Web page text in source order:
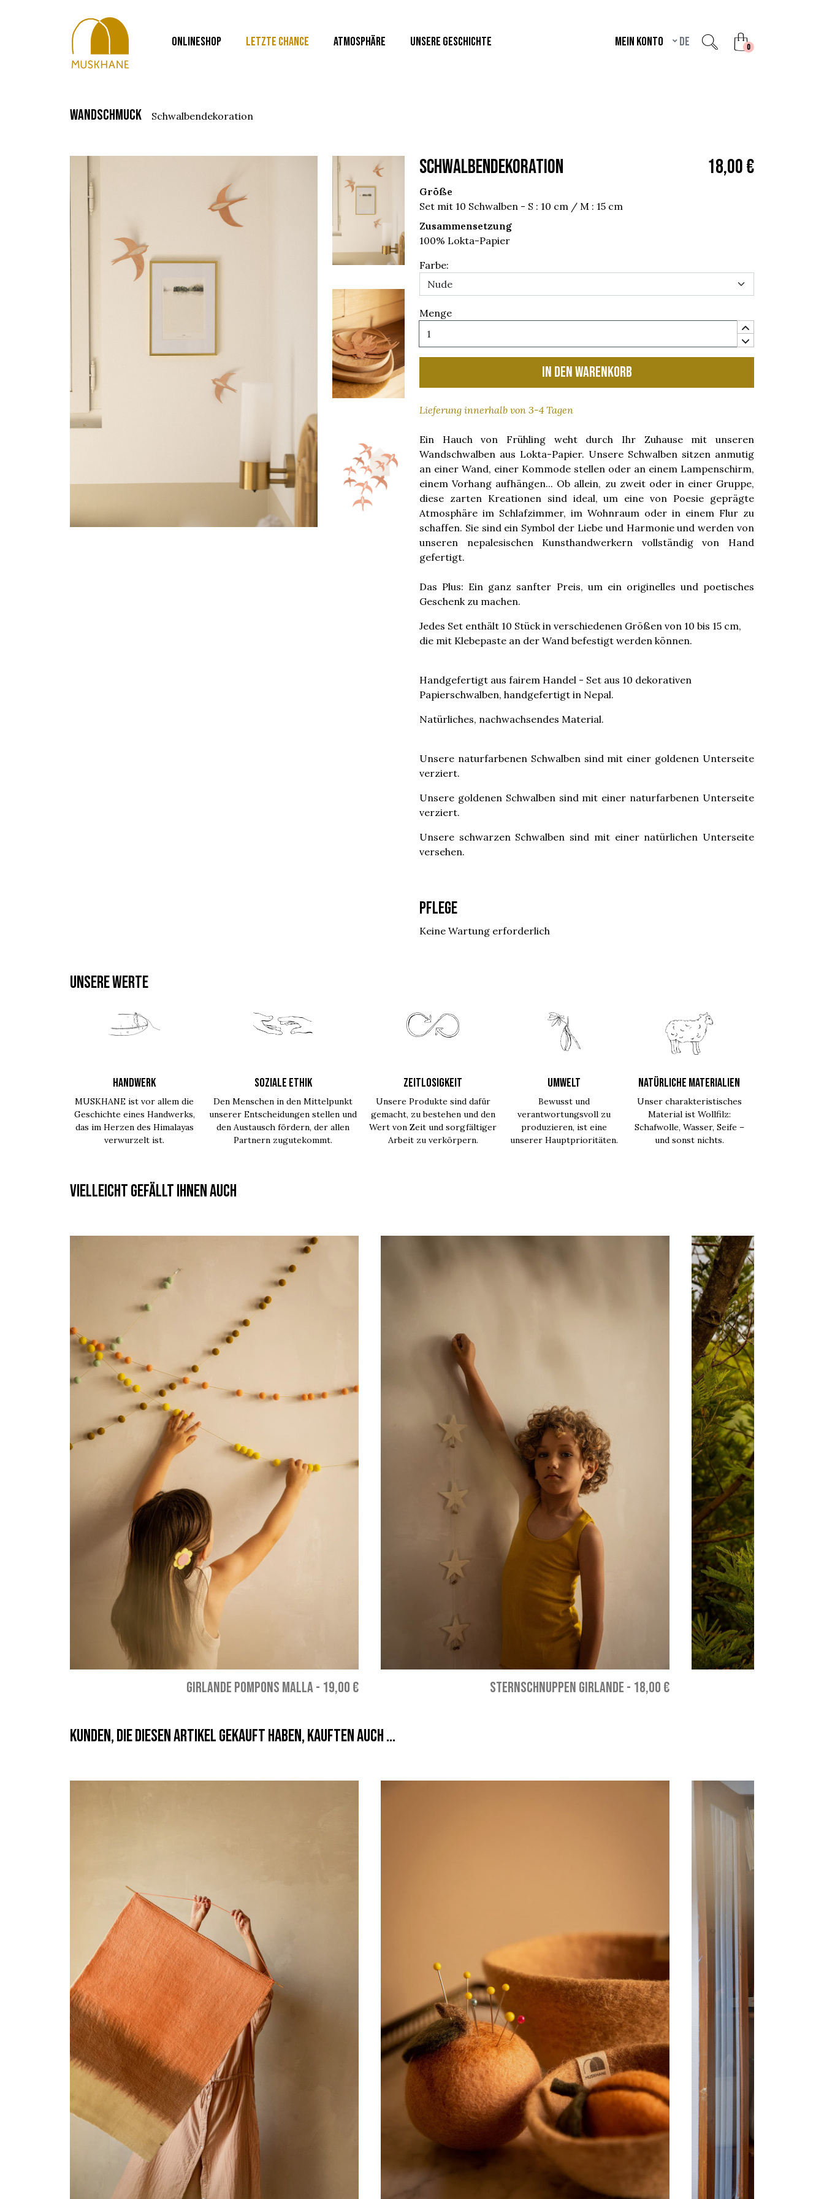
ONLINESHOP LETZTE CHANCE ATMOSPHÄRE UNSERE GESCHICHTE Mein Konto de 0unread messages
wandschmuck schwalbendekoration
SCHWALBENDEKORATION 18,00 €
Größe
Set mit 10 Schwalben - S : 10 cm / M : 15 cm
Zusammensetzung
100% Lokta-Papier
Farbe:
Menge
In den Warenkorb
Lieferung innerhalb von 3-4 Tagen
Ein Hauch von Frühling weht durch Ihr Zuhause mit unseren
Wandschwalben aus Lokta-Papier. Unsere Schwalben sitzen anmutig
an einer Wand, einer Kommode stellen oder an einem Lampenschirm,
einem Vorhang aufhängen... Ob allein, zu zweit oder in einer Gruppe,
diese zarten Kreationen sind ideal, um eine von Poesie geprägte
Atmosphäre im Schlafzimmer, im Wohnraum oder in einem Flur zu
schaffen. Sie sind ein Symbol der Liebe und Harmonie und werden von
unseren nepalesischen Kunsthandwerkern vollständig von Hand
gefertigt.
Das Plus: Ein ganz sanfter Preis, um ein originelles und poetisches
Geschenk zu machen.
Jedes Set enthält 10 Stück in verschiedenen Größen von 10 bis 15 cm,
die mit Klebepaste an der Wand befestigt werden können.
Handgefertigt aus fairem Handel - Set aus 10 dekorativen
Papierschwalben, handgefertigt in Nepal.
Natürliches, nachwachsendes Material.
Unsere naturfarbenen Schwalben sind mit einer goldenen Unterseite
verziert.
Unsere goldenen Schwalben sind mit einer naturfarbenen Unterseite
verziert.
Unsere schwarzen Schwalben sind mit einer natürlichen Unterseite
versehen.
Pflege
Keine Wartung erforderlich
UNSERE WERTE
HANDWERK
MUSKHANE ist vor allem die
Geschichte eines Handwerks,
das im Herzen des Himalayas
verwurzelt ist.
SOZIALE ETHIK
Den Menschen in den Mittelpunkt
unserer Entscheidungen stellen und
den Austausch fördern, der allen
Partnern zugutekommt.
ZEITLOSIGKEIT
Unsere Produkte sind dafür
gemacht, zu bestehen und den
Wert von Zeit und sorgfältiger
Arbeit zu verkörpern.
UMWELT
Bewusst und
verantwortungsvoll zu
produzieren, ist eine
unserer Hauptprioritäten.
NATÜRLICHE MATERIALIEN
Unser charakteristisches
Material ist Wollfilz:
Schafwolle, Wasser, Seife –
und sonst nichts.
Vielleicht gefällt Ihnen auch
GIRLANDE POMPONS MALLA- 19,00 € STERNSCHNUPPEN GIRLANDE - 18,00 €
Kunden, die diesen Artikel gekauft haben, kauften auch ...